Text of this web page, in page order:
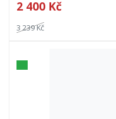
2 400 Kč
3 239 Kč